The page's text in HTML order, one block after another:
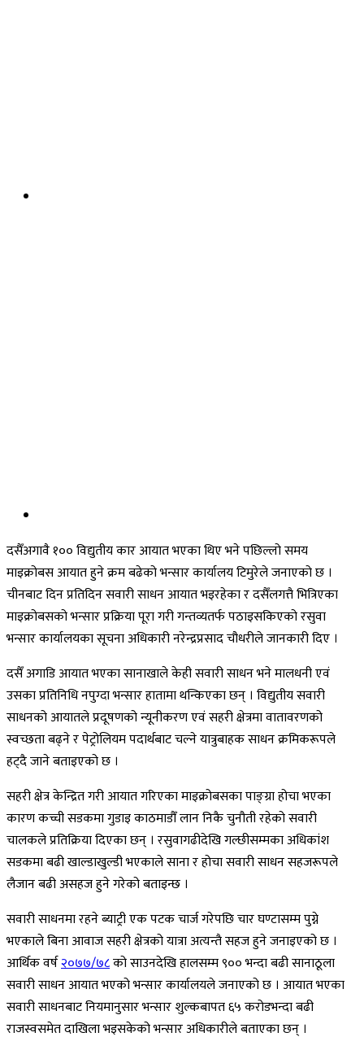
दसैँअगावै १०० विद्युतीय कार आयात भएका थिए भने पछिल्लो समय
माइक्रोबस आयात हुने क्रम बढेको भन्सार कार्यालय टिमुरेले जनाएको छ ।
चीनबाट दिन प्रतिदिन सवारी साधन आयात भइरहेका र दसैँलगत्तै भित्रिएका
माइक्रोबसको भन्सार प्रक्रिया पूरा गरी गन्तव्यतर्फ पठाइसकिएको रसुवा
भन्सार कार्यालयका सूचना अधिकारी नरेन्द्रप्रसाद चौधरीले जानकारी दिए ।
दसैँ अगाडि आयात भएका सानाखाले केही सवारी साधन भने मालधनी एवं
उसका प्रतिनिधि नपुग्दा भन्सार हातामा थन्किएका छन् । विद्युतीय सवारी
साधनको आयातले प्रदूषणको न्यूनीकरण एवं सहरी क्षेत्रमा वातावरणको
स्वच्छता बढ्ने र पेट्रोलियम पदार्थबाट चल्ने यात्रुबाहक साधन क्रमिकरूपले
हट्दै जाने बताइएको छ ।
सहरी क्षेत्र केन्द्रित गरी आयात गरिएका माइक्रोबसका पाङ्ग्रा होचा भएका
कारण कच्ची सडकमा गुडाइ काठमाडौँ लान निकै चुनौती रहेको सवारी
चालकले प्रतिक्रिया दिएका छन् । रसुवागढीदेखि गल्छीसम्मका अधिकांश
सडकमा बढी खाल्डाखुल्डी भएकाले साना र होचा सवारी साधन सहजरूपले
लैजान बढी असहज हुने गरेको बताइन्छ ।
सवारी साधनमा रहने ब्याट्री एक पटक चार्ज गरेपछि चार घण्टासम्म पुग्ने
भएकाले बिना आवाज सहरी क्षेत्रको यात्रा अत्यन्तै सहज हुने जनाइएको छ ।
आर्थिक वर्ष२०७७/७८को साउनदेखि हालसम्म ९०० भन्दा बढी सानाठूला
सवारी साधन आयात भएको भन्सार कार्यालयले जनाएको छ । आयात भएका
सवारी साधनबाट नियमानुसार भन्सार शुल्कबापत ६५ करोडभन्दा बढी
राजस्वसमेत दाखिला भइसकेको भन्सार अधिकारीले बताएका छन् ।